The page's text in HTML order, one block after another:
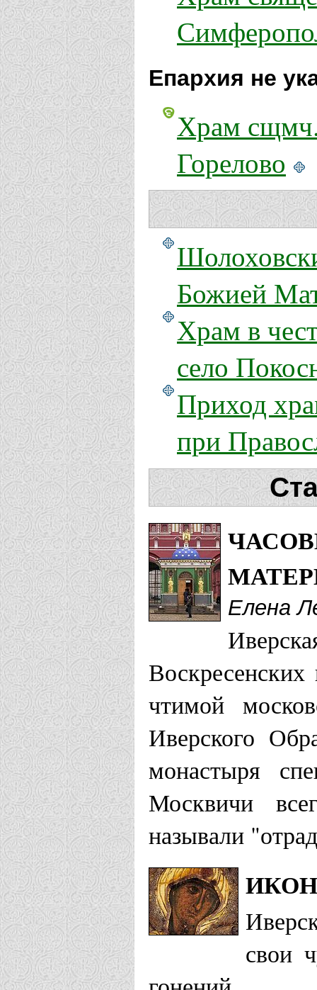
Епархия не
Храм сщмч.
Горелово
Божией
Храм в
село
Приход
при
Елена
чтимой
Иверского
монастыря
Москвичи
называли
свои